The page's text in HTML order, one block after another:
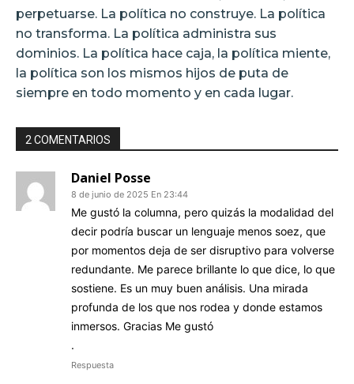
perpetuarse. La política no construye. La política
no transforma. La política administra sus
dominios. La política hace caja, la política miente,
la política son los mismos hijos de puta de
siempre en todo momento y en cada lugar.
2 COMENTARIOS
Daniel Posse
8 de junio de 2025 En 23:44
Me gustó la columna, pero quizás la modalidad del
decir podría buscar un lenguaje menos soez, que
por momentos deja de ser disruptivo para volverse
redundante. Me parece brillante lo que dice, lo que
sostiene. Es un muy buen análisis. Una mirada
profunda de los que nos rodea y donde estamos
inmersos. Gracias Me gustó
.
Respuesta